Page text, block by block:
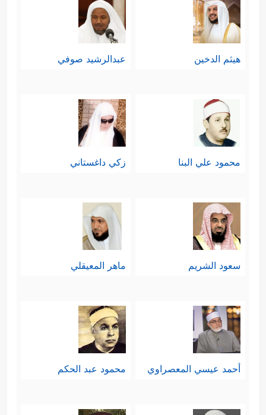
هيثم الدخين عبدالرشيد صوفي
محمود علي البنا زكي داغستاني
سعود الشريم ماهر المعيقلي
أحمد عيسي المعصراوي محمود عبد الحكم